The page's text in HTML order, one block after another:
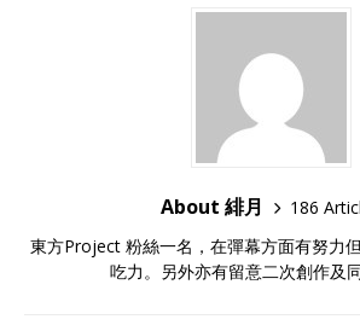
About 緋月
186
東方Project 粉絲一名，在彈幕方面有努力
吃力。另外亦有留意二次創作及